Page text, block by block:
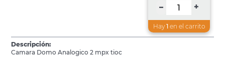
– +
Hay 1en el carrito
Descripción:
Camara Domo Analogico 2 mpx tioc